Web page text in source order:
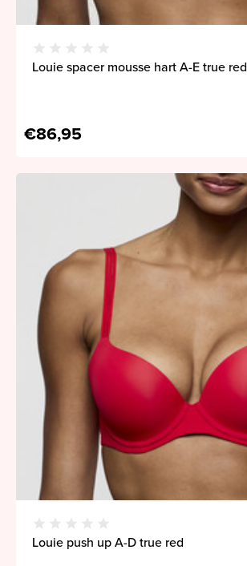
Louie spacer mousse hart A-E true red
€86,95
Louie push up A-D true red